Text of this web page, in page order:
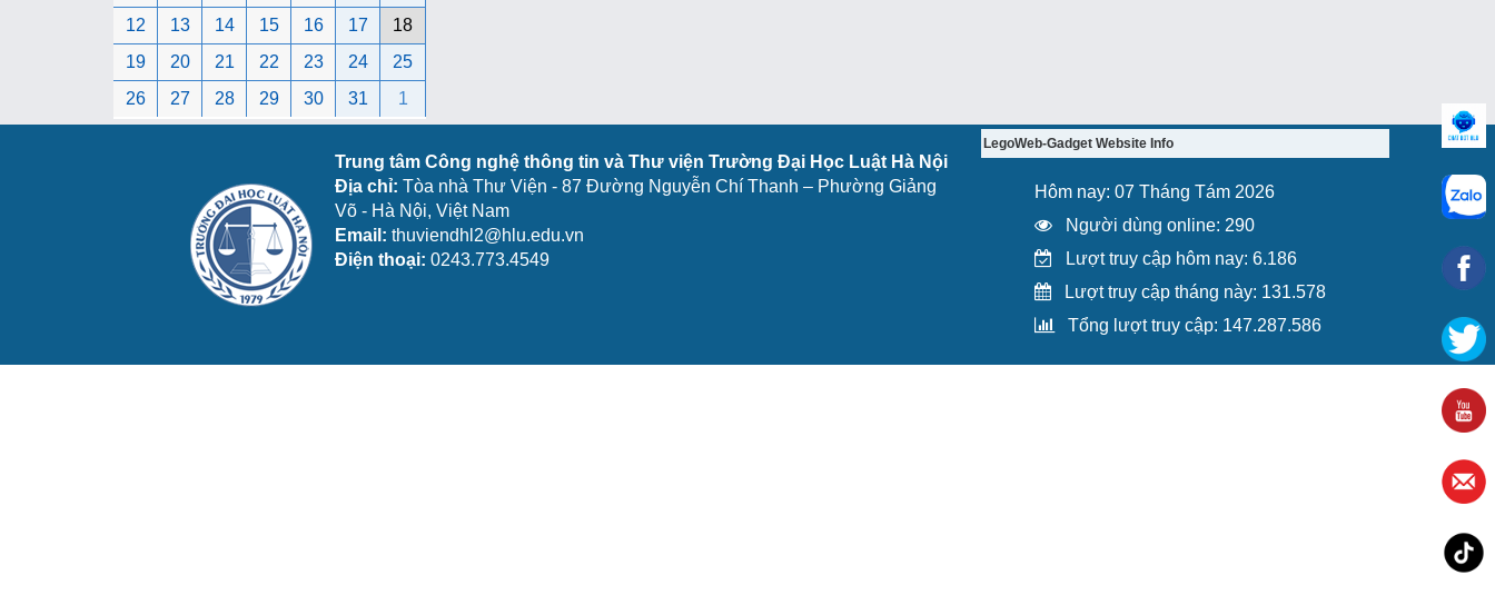
12
13 14 15 16 17
18
19
20 21 22 23 24
25
26
27 28 29 30 31 1
Trung tâm Công nghệ thông tin và Thư viện Trường Đại Học Luật Hà Nội
Địa chỉ: Tòa nhà Thư Viện - 87 Đường Nguyễn Chí Thanh – Phường Giảng
Võ - Hà Nội, Việt Nam
Email: thuviendhl2@hlu.edu.vn
Điện thoại: 0243.773.4549
LegoWeb-Gadget Website Info
Hôm nay: 07 Tháng Tám 2026
Người dùng online: 290
Lượt truy cập hôm nay: 6.186
Lượt truy cập tháng này: 131.578
Tổng lượt truy cập: 147.287.586